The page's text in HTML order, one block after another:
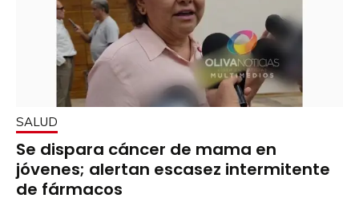
SALUD
Se dispara cáncer de mama en
jóvenes; alertan escasez intermitente
de fármacos